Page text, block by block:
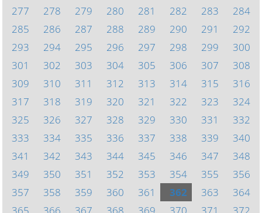
277
278 279 280 281 282 283
284
285
286 287 288 289 290 291
292
293
294 295 296 297 298 299
300
301
302 303 304 305 306 307
308
309
310 311 312 313 314 315
316
317
318 319 320 321 322 323
324
325
326 327 328 329 330 331
332
333
334 335 336 337 338 339
340
341
342 343 344 345 346 347
348
349
350 351 352 353 354 355
356
357
358 359 360 361 362 363
364